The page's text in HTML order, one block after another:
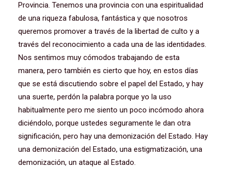
Provincia. Tenemos una provincia con una espiritualidad
de una riqueza fabulosa, fantástica y que nosotros
queremos promover a través de la libertad de culto y a
través del reconocimiento a cada una de las identidades.
Nos sentimos muy cómodos trabajando de esta
manera, pero también es cierto que hoy, en estos días
que se está discutiendo sobre el papel del Estado, y hay
una suerte, perdón la palabra porque yo la uso
habitualmente pero me siento un poco incómodo ahora
diciéndolo, porque ustedes seguramente le dan otra
significación, pero hay una demonización del Estado. Hay
una demonización del Estado, una estigmatización, una
demonización, un ataque al Estado.